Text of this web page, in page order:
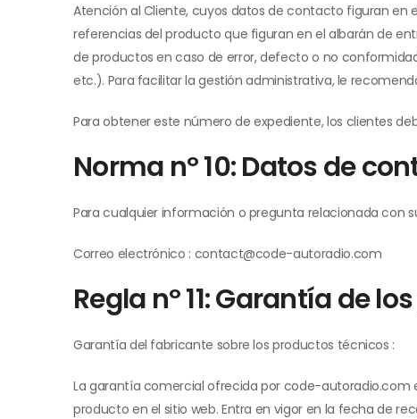
Atención al Cliente, cuyos datos de contacto figuran en
referencias del producto que figuran en el albarán de
de productos en caso de error, defecto o no
etc.). Para facilitar la gestión administrativa, le
Para obtener este número de expediente, los clientes
Norma nº 10: Datos de
Para cualquier información o pregunta relacionada con
Correo electrónico : contact@code-autoradio.com
Regla nº 11: Garantía de
Garantía del fabricante sobre los productos técnicos :
La garantía comercial ofrecida por code-autoradio.com
producto en el sitio web. Entra en vigor en la fecha de